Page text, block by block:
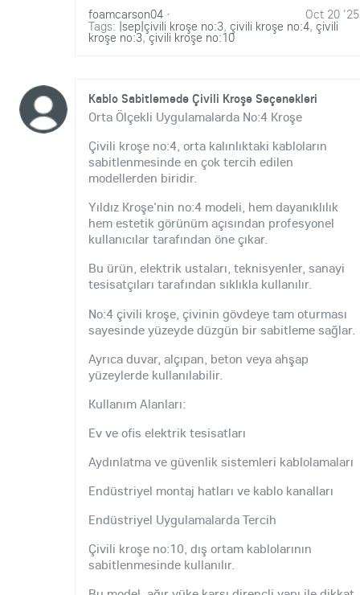
foamcarson04 Oct 20 '25
·
Tags: |sep|çivili kroşe no:3, çivili kroşe no:4, çivili
kroşe no:3,çivili kroşe no:10
Kablo Sabitlemede Çivili Kroşe Seçenekleri
Orta Ölçekli Uygulamalarda No:4 Kroşe
Çivili kroşe no:4, orta kalınlıktaki kabloların
sabitlenmesinde en çok tercih edilen
modellerden biridir.
Yıldız Kroşe'nin no:4 modeli, hem dayanıklılık
hem estetik görünüm açısından profesyonel
kullanıcılar tarafından öne çıkar.
Bu ürün, elektrik ustaları, teknisyenler, sanayi
tesisatçıları tarafından sıklıkla kullanılır.
No:4 çivili kroşe, çivinin gövdeye tam oturması
sayesinde yüzeyde düzgün bir sabitleme sağlar.
Ayrıca duvar, alçıpan, beton veya ahşap
yüzeylerde kullanılabilir.
Kullanım Alanları:
Ev ve ofis elektrik tesisatları
Aydınlatma ve güvenlik sistemleri kablolamaları
Endüstriyel montaj hatları ve kablo kanalları
Endüstriyel Uygulamalarda Tercih
Çivili kroşe no:10, dış ortam kablolarının
sabitlenmesinde kullanılır.